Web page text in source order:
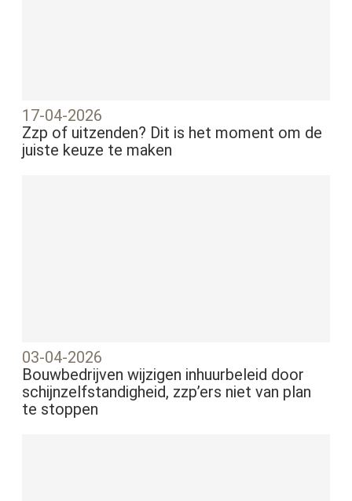
17-04-2026
Zzp of uitzenden? Dit is het moment om de
juiste keuze te maken
03-04-2026
Bouwbedrijven wijzigen inhuurbeleid door
schijnzelfstandigheid, zzp’ers niet van plan
te stoppen